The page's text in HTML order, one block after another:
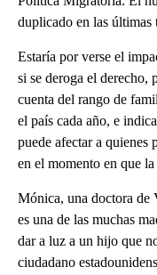
duplicado en las últimas
Estaría por verse el
si se deroga el derecho,
cuenta del rango de
el país cada año, e
puede afectar a quienes
en el momento en que
Mónica, una doctora de
es una de las muchas
dar a luz a un hijo que
ciudadano